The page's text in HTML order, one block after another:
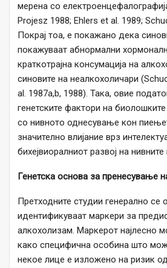
мерена со
Projesz 1988; Ehlers et al. 1989;
Покрај тоа, е покажано дека
покажуваат абнормални
краткотрајна консумација на
синовите на неалкохоличари
al. 1987a,b, 1988). Така, овие
генетските фактори на
со нивното однесување кон
значително влијание врз
бихејвиоралниот развој на
Генетска основа за пренесување
Претходните студии генерално се
идентификуваат маркери за
алкохолизам. Маркерот најлесно
како специфична особина што
некое лице е изложено на ризик